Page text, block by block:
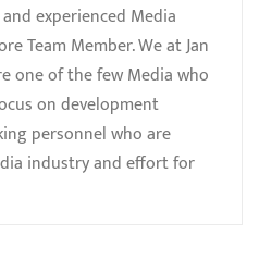
experienced Media
Team Member. We at Jan
one of the few Media who
on development
personnel who are
industry and effort for